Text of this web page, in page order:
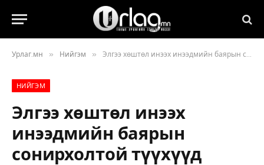
Урлаг.мн » Нийгэм » Элгээ хөштөл инээх инээдмийн баярын сонирхолтой түүхүүд
НИЙГЭМ
Элгээ хөштөл инээх
инээдмийн баярын
сонирхолтой түүхүүд